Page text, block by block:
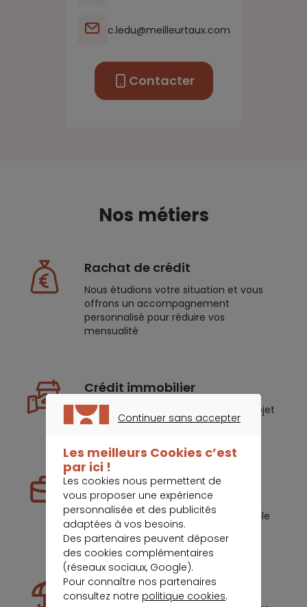
c.ledu@meilleurtaux.com
Contacter
Nos métiers
Rachat de crédit
Nous étudions votre situation et vous
offrons un accompagnement
personnalisé pour réduire vos
mensualité
Crédit immobilier
Nous vous aidons à faire de votre projet
immobilier une réussite.
Prêt professionnel
Nous vous aidons à structurer votre
projet et à trouver la formule optimale
dans des délais maîtrisés.
Assurance de prêt
Continuer sans accepter
Les meilleurs Cookies c’est
par ici !
Les cookies nous permettent de
vous proposer une expérience
personnalisée et des publicités
adaptées à vos besoins.
Des partenaires peuvent déposer
des cookies complémentaires
(réseaux sociaux, Google).
Pour connaître nos partenaires
consultez notre politique cookies.